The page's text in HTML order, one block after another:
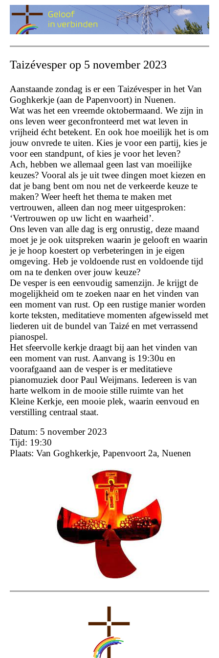
Taizévesper op 5 november 2023
Aanstaande zondag is er een Taizévesper in het Van
Goghkerkje (aan de Papenvoort) in Nuenen.
Wat was het een vreemde oktobermaand. We zijn in
ons leven weer geconfronteerd met wat leven in
vrijheid écht betekent. En ook hoe moeilijk het is om
jouw onvrede te uiten. Kies je voor een partij, kies je
voor een standpunt, of kies je voor het leven?
Ach, hebben we allemaal geen last van moeilijke
keuzes? Vooral als je uit twee dingen moet kiezen en
dat je bang bent om nou net de verkeerde keuze te
maken? Weer heeft het thema te maken met
vertrouwen, alleen dan nog meer uitgesproken:
‘Vertrouwen op uw licht en waarheid’.
Ons leven van alle dag is erg onrustig, deze maand
moet je je ook uitspreken waarin je gelooft en waarin
je je hoop koestert op verbeteringen in je eigen
omgeving. Heb je voldoende rust en voldoende tijd
om na te denken over jouw keuze?
De vesper is een eenvoudig samenzijn. Je krijgt de
mogelijkheid om te zoeken naar en het vinden van
een moment van rust. Op een rustige manier worden
korte teksten, meditatieve momenten afgewisseld met
liederen uit de bundel van Taizé en met verrassend
pianospel.
Het sfeervolle kerkje draagt bij aan het vinden van
een moment van rust. Aanvang is 19:30u en
voorafgaand aan de vesper is er meditatieve
pianomuziek door Paul Weijmans. Iedereen is van
harte welkom in de mooie stille ruimte van het
Kleine Kerkje, een mooie plek, waarin eenvoud en
verstilling centraal staat.
Datum: 5 november 2023
Tijd: 19:30
Plaats: Van Goghkerkje, Papenvoort 2a, Nuenen